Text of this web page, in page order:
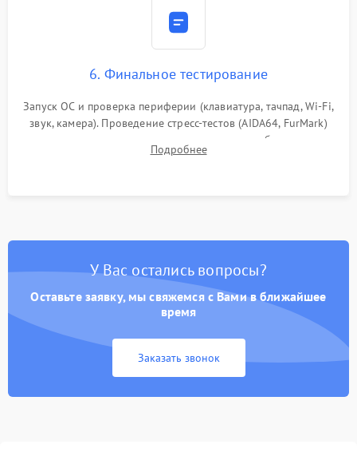
6. Финальное тестирование
Запуск ОС и проверка периферии (клавиатура, тачпад, Wi-Fi,
звук, камера). Проведение стресс-тестов (AIDA64, FurMark)
для контроля температурного режима и стабильности
системы под пиковой нагрузкой.
Подробнее
У Вас остались вопросы?
Оставьте заявку, мы свяжемся с Вами в ближайшее
время
Заказать звонок